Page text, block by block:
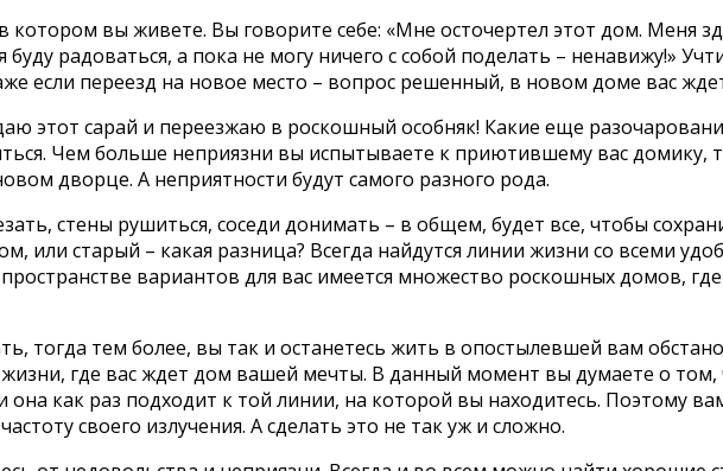
вы живете. Вы говорите себе: «Мне осточертел этот дом. Меня
буду радоваться, а пока не могу ничего с собой поделать – ненавижу!»
если переезд на новое место – вопрос решенный, в новом доме вас
этот сарай и переезжаю в роскошный особняк! Какие еще
Чем больше неприязни вы испытываете к приютившему вас домику,
дворце. А неприятности будут самого разного рода.
стены рушиться, соседи донимать – в общем, будет все, чтобы
или старый – какая разница? Всегда найдутся линии жизни со всеми
вариантов для вас имеется множество роскошных домов,
тогда тем более, вы так и останетесь жить в опостылевшей вам
где вас ждет дом вашей мечты. В данный момент вы думаете о том,
она как раз подходит к той линии, на которой вы находитесь. Поэтому
своего излучения. А сделать это не так уж и сложно.